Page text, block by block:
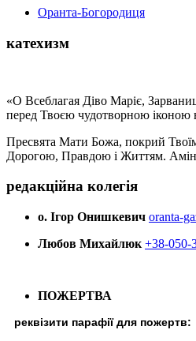
Оранта-Богородиця
катехизм
«О Всеблагая Діво Маріє,
перед Твоєю чудотворною іконою
Пресвята Мати Божа, покрий Твоїм
Дорогою, Правдою і Життям.
редакційна колегія
о. Ігор Онишкевич oranta-
Любов Михайлюк +38-050-
ПОЖЕРТВА
реквізити парафії для пожертв: